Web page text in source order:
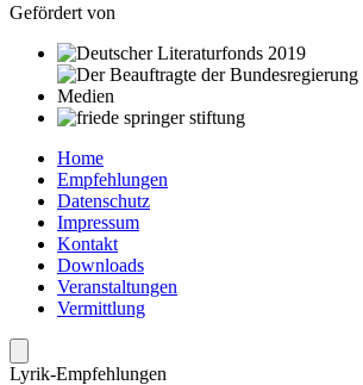
Gefördert von
Home
Empfehlungen
Datenschutz
Impressum
Kontakt
Downloads
Veranstaltungen
Vermittlung
Lyrik-Empfehlungen